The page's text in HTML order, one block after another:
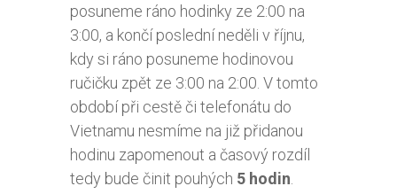
posuneme ráno hodinky ze 2:00 na
3:00, a končí poslední neděli v říjnu,
kdy si ráno posuneme hodinovou
ručičku zpět ze 3:00 na 2:00. V tomto
období při cestě či telefonátu do
Vietnamu nesmíme na již přidanou
hodinu zapomenout a časový rozdíl
tedy bude činit pouhých 5 hodin